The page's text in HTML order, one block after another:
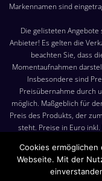
Markennamen sind
Die gelisteten
Anbieter! Es gelten die
beachten Sie, dass
Momentaufnahmen
Insbesondere sind
Preisübernahme durch
möglich. Maßgeblich für
Preis des Produkts, der
steht. Preise in Euro
angegeben, die Kosten
die im Warenkorb von
Produktbilder: Die
Cookies
Webseite. Mit der